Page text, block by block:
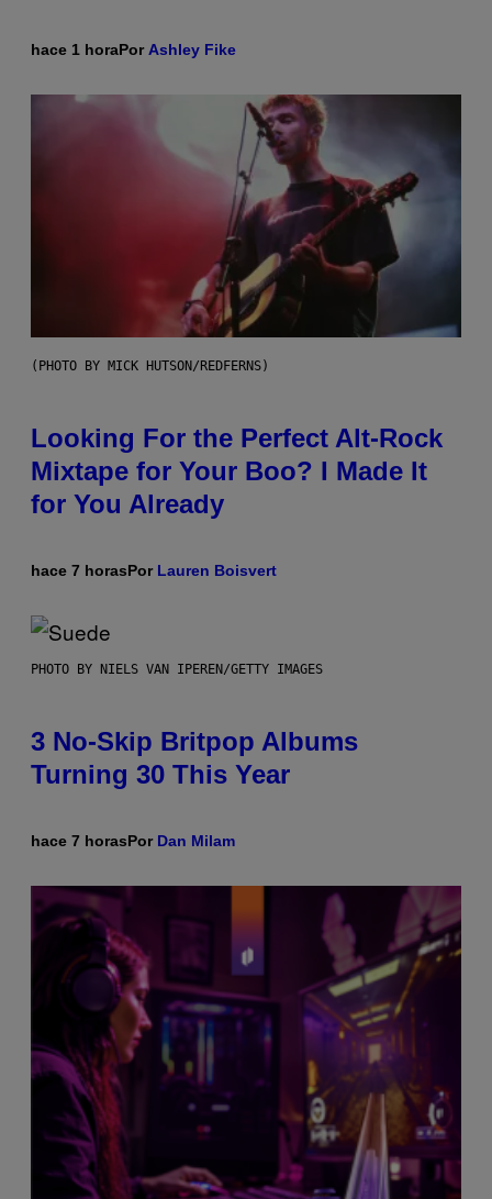
hace 1 horaPor Ashley Fike
(PHOTO BY MICK HUTSON/REDFERNS)
Looking For the Perfect Alt-Rock
Mixtape for Your Boo? I Made It
for You Already
hace 7 horasPor Lauren Boisvert
PHOTO BY NIELS VAN IPEREN/GETTY IMAGES
3 No-Skip Britpop Albums
Turning 30 This Year
hace 7 horasPor Dan Milam